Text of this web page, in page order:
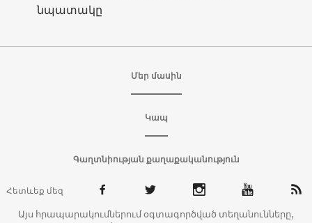
նպատակը
Մեր մասին
Կապ
Գաղտնիության քաղաքականություն
Հետևեք մեզ
Այս հրապարակումներում օգտագործված տեղանունները,